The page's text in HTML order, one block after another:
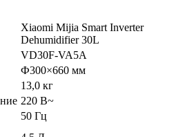
Xiaomi Mijia Smart Inverter
Dehumidifier 30L
VD30F-VA5A
Ф300×660 мм
13,0 кг
220 В~
50 Гц